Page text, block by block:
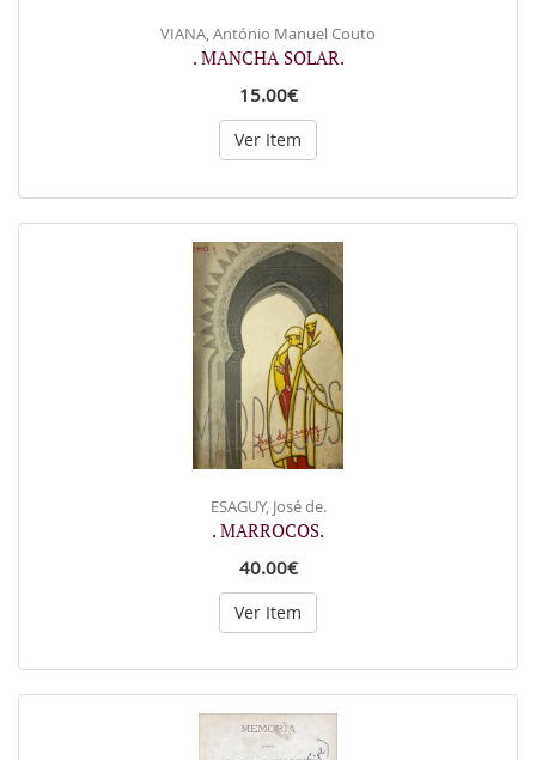
VIANA, António Manuel Couto
. MANCHA SOLAR.
15.00€
Ver Item
ESAGUY, José de.
. MARROCOS.
40.00€
Ver Item